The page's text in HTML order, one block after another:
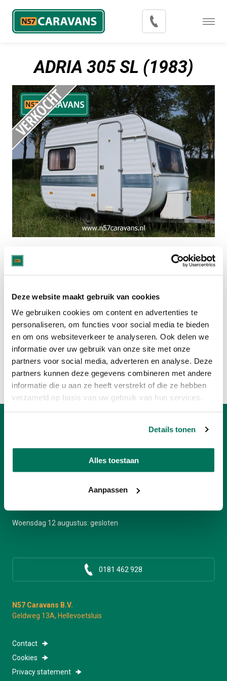
Deze website maakt gebruik van cookies
We gebruiken cookies om content en advertenties te
personaliseren, om functies voor social media te bieden
en om ons websiteverkeer te analyseren. Ook delen we
informatie over uw gebruik van onze site met onze
partners voor social media, adverteren en analyse. Deze
partners kunnen deze gegevens combineren met andere
informatie die u aan ze heeft verstrekt of die ze hebben
verzameld op basis van uw gebruik van hun services.
Details tonen
Alles toestaan
Aanpassen
ADRIA 305 SL (1983)
ADRIA CARAVANS
CARAVANS MET 3 SLAAPPLAATSEN
Of bekijk:
Volledig caravan aanbod
Verkoop uw caravan
Woensdag: Telefonisch: 10:00 - 12:00 | Bezichtiging: op
Donderdag: Telefonisch: 10:00 - 17:00 | Bezichtiging: op
Vrijdag: Telefonisch: 10:00 - 17:00 | Bezichtiging: op afspraak
Woensdag 12 augustus: gesloten
0181 462 928
N57 Caravans B.V.
Geldweg 13A, Hellevoetsluis
Contact
Cookies
Privacy statement
Menu
Blog
Export
Contact
Over N57 Caravans